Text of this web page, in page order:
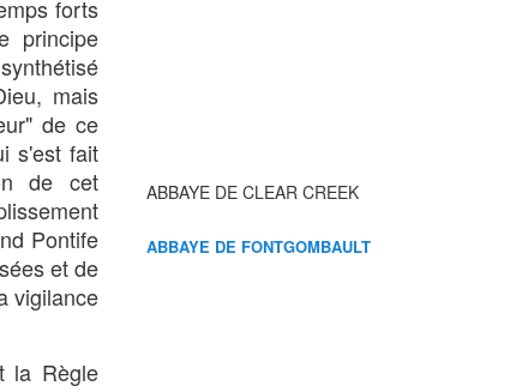
forts
principe
mais
de ce
s'est fait
de cet
Pontife
et de
vigilance
la Règle
ABBAYE DE CLEAR CREEK
ABBAYE DE FONTGOMBAULT